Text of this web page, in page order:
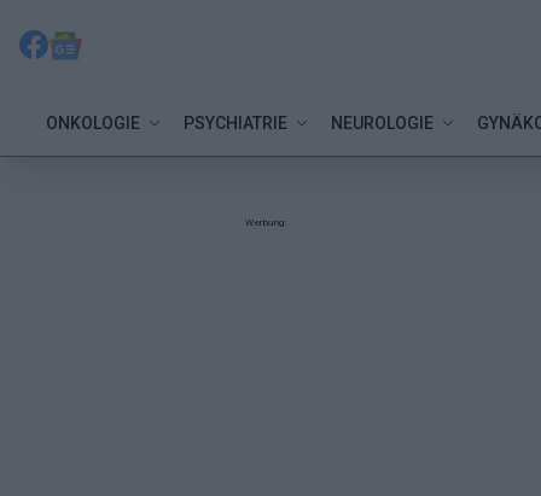
ONKOLOGIE PSYCHIATRIE NEUROLOGIE
Werbung: